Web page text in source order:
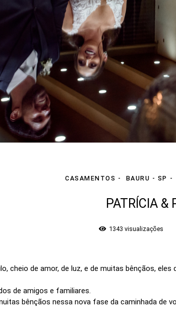
CASAMENTOS BAURU - SP
PATRÍCIA &
1343 visualizações
cheio de amor, de luz, e de muitas bênçãos,
de amigos e familiares.
bênçãos nessa nova fase da caminhada de